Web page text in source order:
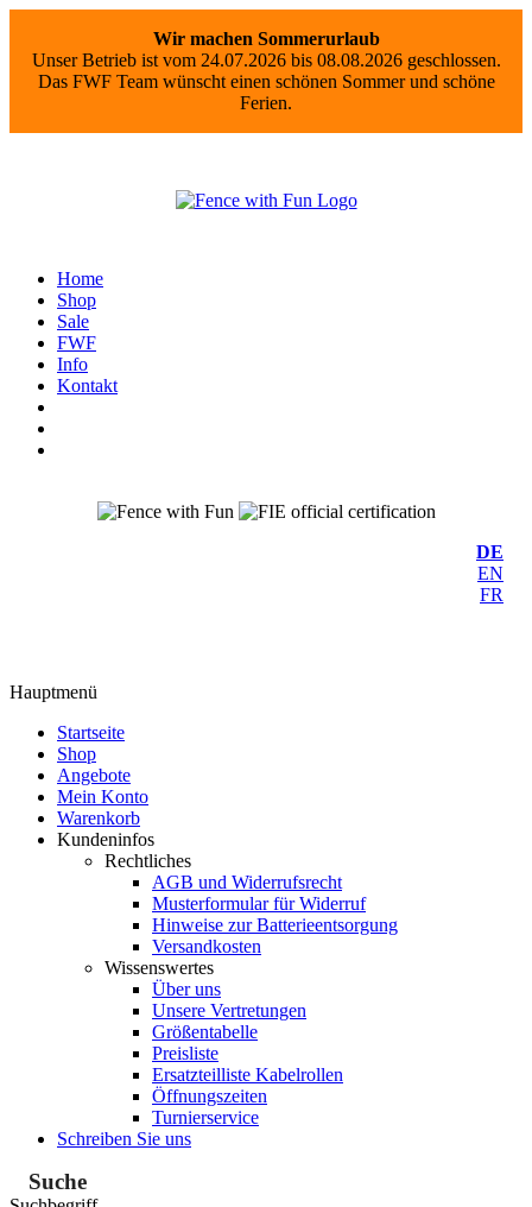
Wir machen Sommerurlaub
Unser Betrieb ist vom 24.07.2026 bis 08.08.2026 geschlossen.
Das FWF Team wünscht einen schönen Sommer und schöne
Ferien.
Home
Shop
Sale
FWF
Info
Kontakt
DE
EN
FR
Hauptmenü
Startseite
Shop
Angebote
Mein Konto
Warenkorb
Kundeninfos
Rechtliches
AGB und Widerrufsrecht
Musterformular für Widerruf
Hinweise zur Batterieentsorgung
Versandkosten
Wissenswertes
Über uns
Unsere Vertretungen
Größentabelle
Preisliste
Ersatzteilliste Kabelrollen
Öffnungszeiten
Turnierservice
Schreiben Sie uns
Suche